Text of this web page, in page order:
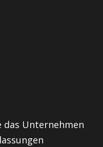
das Unternehmen